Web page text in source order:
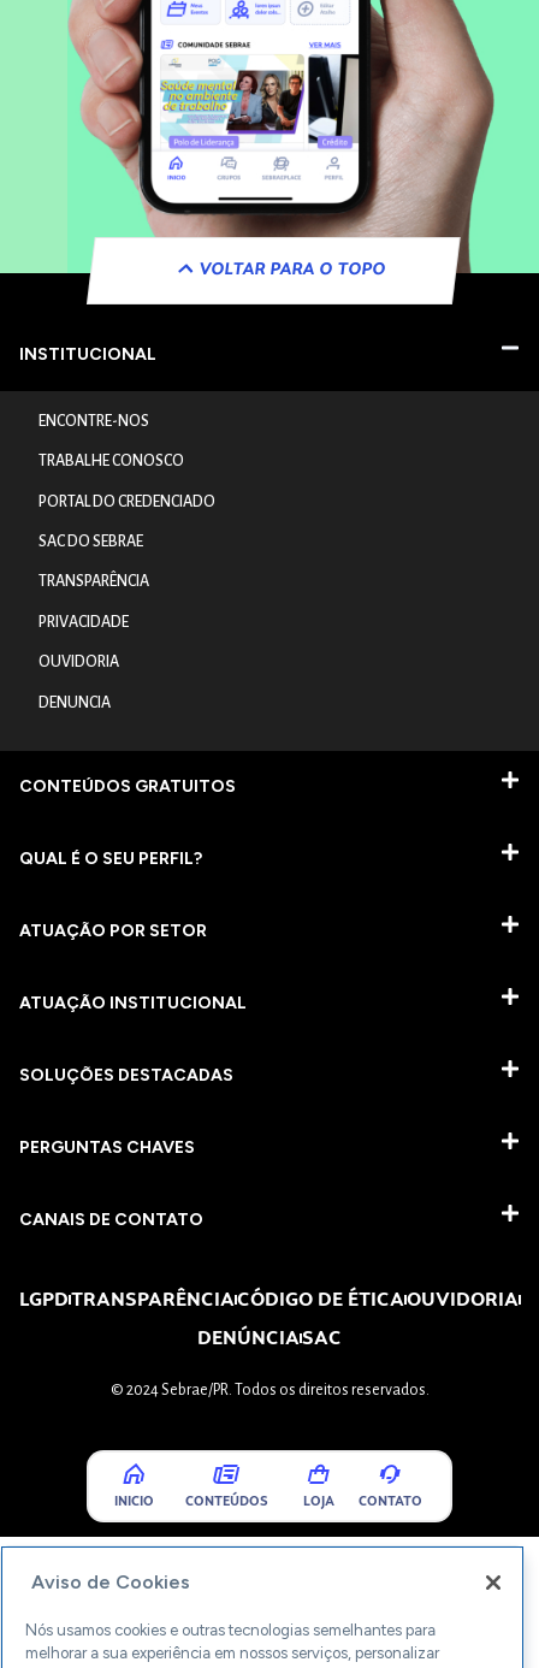
VOLTAR PARA O TOPO
INSTITUCIONAL
ENCONTRE-NOS
TRABALHE CONOSCO
PORTAL DO CREDENCIADO
SAC DO SEBRAE
TRANSPARÊNCIA
PRIVACIDADE
OUVIDORIA
DENUNCIA
CONTEÚDOS GRATUITOS
QUAL É O SEU PERFIL?
ATUAÇÃO POR SETOR
ATUAÇÃO INSTITUCIONAL
SOLUÇÕES DESTACADAS
PERGUNTAS CHAVES​
CANAIS DE CONTATO
LGPDTRANSPARÊNCIACÓDIGO DE ÉTICAOUVIDORIA
DENÚNCIASAC
© 2024 Sebrae/PR. Todos os direitos reservados.
INICIO CONTEÚDOS LOJA CONTATO
Aviso de Cookies
Nós usamos cookies e outras tecnologias semelhantes para
melhorar a sua experiência em nossos serviços, personalizar